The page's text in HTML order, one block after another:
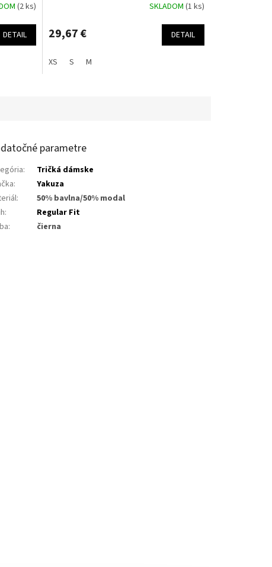
(2 ks)
DETAIL
SKLADOM (1 ks)
29,67 € DETAIL
XS S M
parametre
:
Tričká dámske
:
Yakuza
:
50% bavlna/50% modal
:
Regular Fit
: čierna